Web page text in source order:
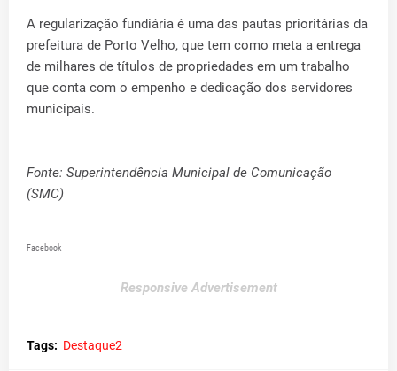
A regularização fundiária é uma das pautas prioritárias da
prefeitura de Porto Velho, que tem como meta a entrega
de milhares de títulos de propriedades em um trabalho
que conta com o empenho e dedicação dos servidores
municipais.
Fonte: Superintendência Municipal de Comunicação
(SMC)
Facebook
Responsive Advertisement
Tags: Destaque2